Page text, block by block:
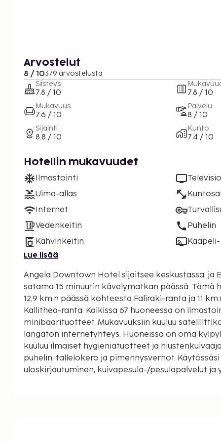
Arvostelut
8 / 10379 arvostelusta
Siisteys
7.8 / 10
Mukavuus
7.6 / 10
Sijainti
8.8 / 10
7.8 / 10
Palvelu
8 / 10
Kunto
7.4 / 10
Hotellin mukavuudet
Ilmastointi
Uima-allas
Internet
Vedenkeitin
Kahvinkeitin
Televisio
Puhelin
Lue lisää
Angela Downtown Hotel sijaitsee keskustassa, ja Elli-ranta ja Ródoksen
satama 15 minuutin kävelymatkan päässä. Tämä huoneistohotelli sijaitsee
12,9 km:n päässä kohteesta Faliraki-ranta ja 11
Kallithea-ranta. Kaikissa 67 huoneessa on
minibaarituotteet. Mukavuuksiin kuuluu
langaton internetyhteys. Huoneissa on oma
kuuluu ilmaiset hygieniatuotteet ja
puhelin, tallelokero ja pimennysverhot. Käytössäsi on express-
uloskirjautuminen, kuivapesula-/pesulapalvelut ja